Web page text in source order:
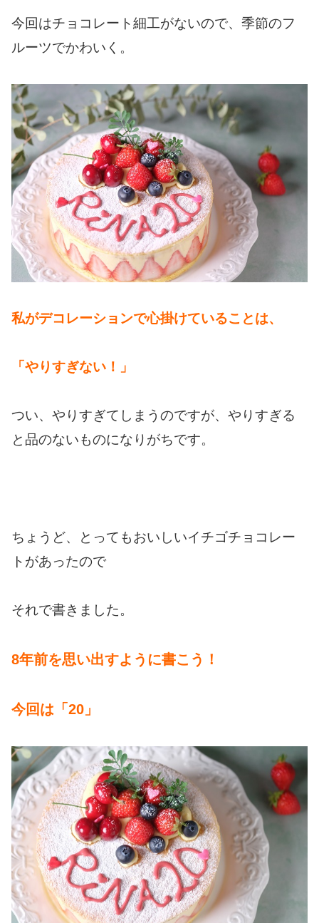
今回はチョコレート細工がないので、季節のフ
ルーツでかわいく。
私がデコレーションで心掛けていることは、
「やりすぎない！」
つい、やりすぎてしまうのですが、やりすぎる
と品のないものになりがちです。
ちょうど、とってもおいしいイチゴチョコレー
トがあったので
それで書きました。
8年前を思い出すように書こう！
今回は「20」